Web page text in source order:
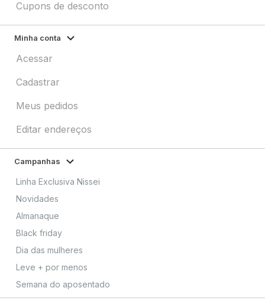
Cupons de desconto
Minha conta
Acessar
Cadastrar
Meus pedidos
Editar endereços
Campanhas
Linha Exclusiva Nissei
Novidades
Almanaque
Black friday
Dia das mulheres
Leve + por menos
Semana do aposentado